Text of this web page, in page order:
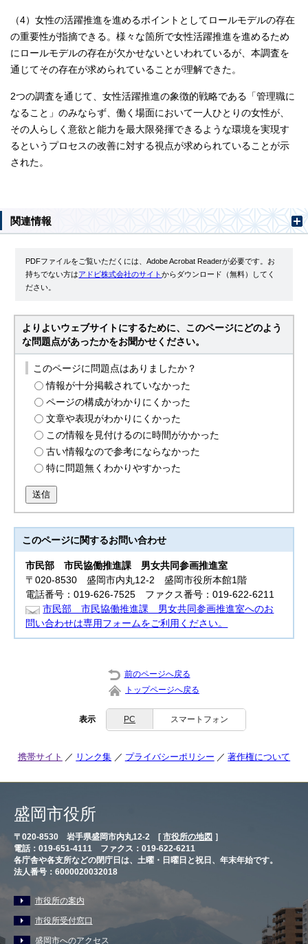
（4）女性の活躍推進を進めるポイントとしてロールモデルの存在
の重要性が指摘できる。様々な箇所で女性活躍推進を進めるため
にロールモデルの存在が欠かせないといわれているが、本調査を
通じてその存在が求められていることが理解できた。
2つの調査を通じて、女性活躍推進の象徴的戦略である「管理職に
なること」のみならず、働く場面において一人ひとりの女性が、
その人らしく意欲と能力を最大限発揮できるような環境を実現す
るというプロセスの改善に対する視点が求められていることが示
された。
関連情報
PDFファイルをご覧いただくには、Adobe Acrobat Readerが必要です。お
持ちでない方はアドビ株式会社のサイトからダウンロード（無料）してく
ださい。
よりよいウェブサイトにするために、このページにどのよう
な問題点があったかをお聞かせください。
このページに問題点はありましたか？
情報が十分掲載されていなかった
ページの構成がわかりにくかった
文章や表現がわかりにくかった
この情報を見付けるのに時間がかかった
古い情報なので参考にならなかった
特に問題無くわかりやすかった
送信
このページに関するお問い合わせ
市民部市民協働推進課 男女共同参画推進室
〒020-8530 盛岡市内丸12-2 盛岡市役所本館1階
電話番号：019-626-7525 ファクス番号：019-622-6211
市民部 市民協働推進課 男女共同参画推進室へのお
問い合わせは専用フォームをご利用ください。
前のページへ戻る
トップページへ戻る
表示 PC スマートフォン
携帯サイト リンク集 プライバシーポリシー 著作権について
盛岡市役所
〒020-8530 岩手県盛岡市内丸12-2 [ 市役所の地図 ］
電話：019-651-4111 ファクス：019-622-6211
各庁舎や各支所などの閉庁日は、土曜・日曜日と祝日、年末年始です。
法人番号：6000020032018
市役所の案内
市役所受付窓口
盛岡市へのアクセス